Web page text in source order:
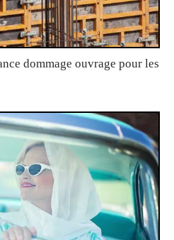
dommage ouvrage pour les